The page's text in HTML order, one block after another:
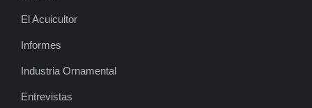
El Acuicultor
Informes
Industria Ornamental
Entrevistas